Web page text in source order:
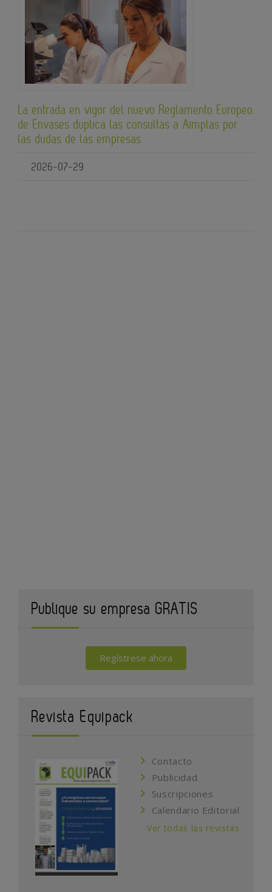
La entrada en vigor del nuevo Reglamento Europeo
de Envases duplica las consultas a Aimplas por
las dudas de las empresas
2026-07-29
Publique su empresa GRATIS
Regístrese ahora
Revista Equipack
Contacto
Publicidad
Suscripciones
Calendario Editorial
Ver todas las revistas